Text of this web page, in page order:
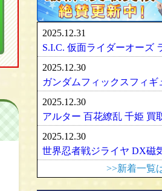
VCD
アルター/ALTER
グッドスマイルカンパニー
壽屋/コトブキヤ
グリフォンエンタープライズ
フリーイング/FREEing
やまと/YAMATO
ダイキ工業/DAIKI
マドレーヌちゃん
ベアブリック・BE＠RBRICK
メディコムトイ
セキグチ
ペットワークス/PetWORKs
やまと/YAMATO
ママチャップトイ
オビツドール/OBITSU
アオシマ / DISM
ブラーゴ/Bburago
ヘルパ/herpa
大盛屋 ミクロペット
イクソ/IXO
ﾋﾞｰﾋﾞｰｱｰﾙ/BBR
アメリカ車
イタリア車
スーパーロボット大戦
魔神英雄伝ワタル
車・バイク
戦車・軍用機・軍艦
旅客機/飛行機
船・ボート
建築物
デコトラ
ミニ四駆
カトー/KATO
トミックス/TOMIX
ﾏｲｸﾛｴｰｽ/MICRO ACE
ｸﾞﾘｰﾝﾏｯｸｽ/GREENMAX
ワールド工芸
Bトレインショーティー
モデモ/MODEMO
エンドウ/TER
ピノチオ模型
2025.12.31
2025.12.30
2025.12.30
アルター 百花繚乱 千姫 買
2025.12.30
>>新着一覧